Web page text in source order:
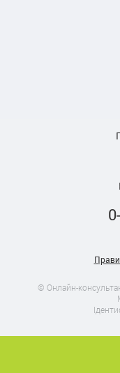
© Онлайн-